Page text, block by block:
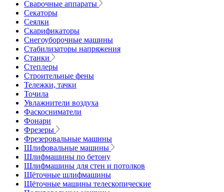
Сварочные аппараты
Секаторы
Сеялки
Скарификаторы
Снегоуборочные машины
Стабилизаторы напряжения
Станки
Степлеры
Строительные фены
Тележки, тачки
Точила
Увлажнители воздуха
Фаскосниматели
Фонари
Фрезеры
Фрезеровальные машины
Шлифовальные машины
Шлифмашины по бетону
Шлифмашины для стен и потолков
Щёточные шлифмашины
Щёточные машины телескопические